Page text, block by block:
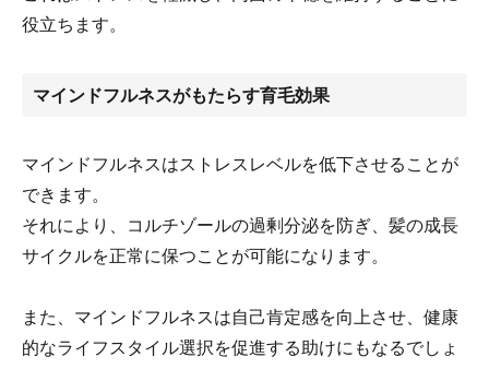
役立ちます。
マインドフルネスがもたらす育毛効果
マインドフルネスはストレスレベルを低下させることが
できます。
それにより、コルチゾールの過剰分泌を防ぎ、髪の成長
サイクルを正常に保つことが可能になります。
また、マインドフルネスは自己肯定感を向上させ、健康
的なライフスタイル選択を促進する助けにもなるでしょ